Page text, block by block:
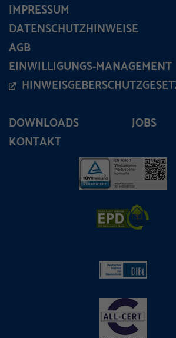
DOWNLOADS
JOBS
KONTAKT
IMPRESSUM
DATENSCHUTZHINWEISE
AGB
EINWILLIGUNGS-MANAGEMENT